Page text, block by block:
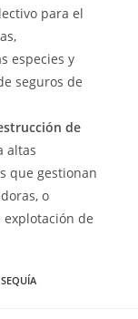
para el
especies y
seguros de
de
altas
que gestionan
o
de
SEQUÍA